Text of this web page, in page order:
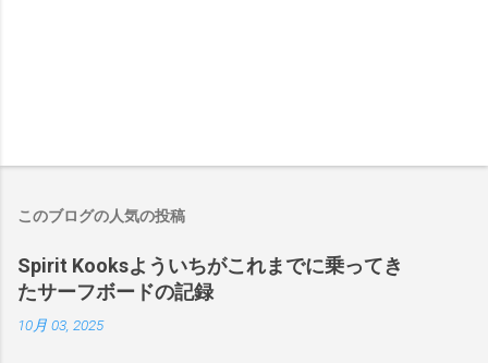
このブログの人気の投稿
Spirit Kooksよういちがこれまでに乗ってき
たサーフボードの記録
10月 03, 2025